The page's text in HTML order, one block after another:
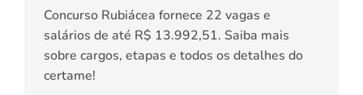
Concurso Rubiácea fornece 22 vagas e
salários de até R$ 13.992,51. Saiba mais
sobre cargos, etapas e todos os detalhes do
certame!